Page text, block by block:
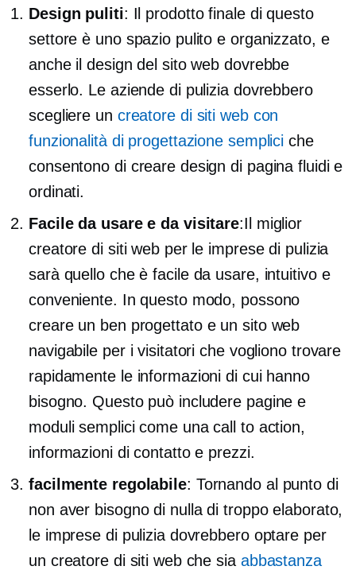
Design puliti: Il prodotto finale di questo
settore è uno spazio pulito e organizzato, e
anche il design del sito web dovrebbe
esserlo. Le aziende di pulizia dovrebbero
scegliere un creatore di siti web con
funzionalità di progettazione semplici che
consentono di creare design di pagina fluidi e
ordinati.
Facile da usare e da visitare:Il miglior
creatore di siti web per le imprese di pulizia
sarà quello che èfacile da usare, intuitivo e
conveniente. In questo modo, possono
creare un ben progettatoe un sito web
navigabile per i visitatori che vogliono trovare
rapidamente le informazioni di cui hanno
bisogno. Questo può includere pagine e
moduli semplici come una call to action,
informazioni di contatto e prezzi.
facilmente regolabile: Tornando al punto di
non aver bisogno di nulla di troppo elaborato,
le imprese di pulizia dovrebbero optare per
un creatore di siti web che sia abbastanza